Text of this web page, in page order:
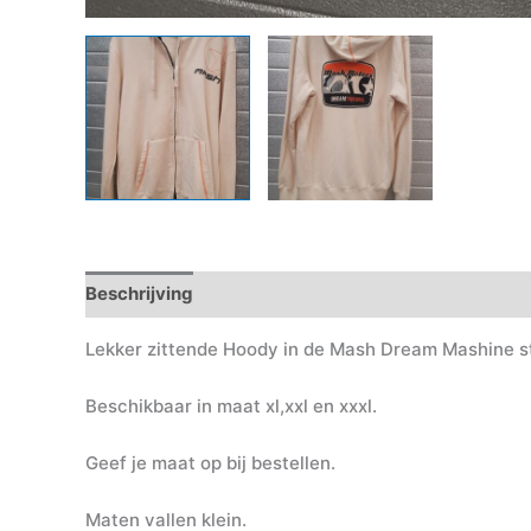
Beschrijving
Lekker zittende Hoody in de Mash Dream Mashine
Beschikbaar in maat xl,xxl en xxxl.
Geef je maat op bij bestellen.
Maten vallen klein.